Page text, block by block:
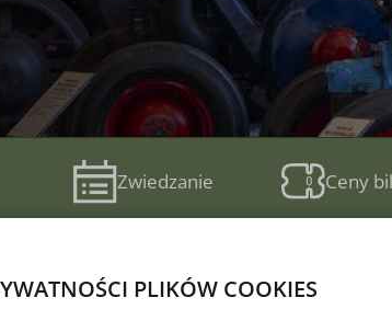
Zwiedzanie Ceny
PLIKÓW COOKIES